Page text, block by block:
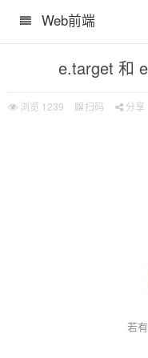
Web前端
e.target 和
浏览 1239 扫码 分享
若